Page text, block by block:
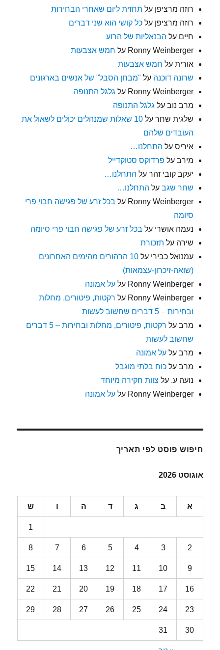
רוזה מרציפן על תחזית ליום שאחרי הבחירות
רוזה מרציפן עלכל קושי הוא שני דברים
חיים על הבנאליות של הרוע
Ronny Weinberger על חמש אצבעות
אורית על חמש אצבעות
שרונה דוכנה על "מבחן הסבל" של אנשים בארגונים
Ronny Weinberger על גלגל התנופה
מרב נוב על גלגל התנופה
שלגית שחר על
10 שאלות שמנהלים יכולים לשאול את
העובדים שלהם
איריס על התחלנו…
מירב על פרדוקס סטוקדייל
יעקב קובי זהר על התחלנו…
שחר שגב על התחלנו…
Ronny Weinberger על בכל זרע של פגישה חבוי פרי
סיומה
נעמה אושרי על בכל זרע של פגישה חבוי פרי סיומה
שירה על תזכורת
עמנואל כבירי על
10 הרהורים מהימים האחרונים
(שואה-זיכרון-עצמאות)
Ronny Weinberger עלעל אמונה
Ronny Weinberger על רקטות, פיטורים, מחלות
ובחירות – 5 דברים שחשוב לעשות
מרב על
רקטות, פיטורים, מחלות ובחירות – 5 דברים
שחשוב לעשות
מרב עלעל אמונה
מרב עלכוח בלתי מוגבל
נועה ע. על צוות חקירה מיוחד
Ronny Weinberger עלעל אמונה
חיפוש פוסט לפי תאריך
אוגוסט 2026
א ב ג ד ה ו ש
1
2
3
4
5
6
7
8
9
10
11
12
13
14
15
16
17
18
19
20
21
22
23
24
25
26
27
28
29
30
31